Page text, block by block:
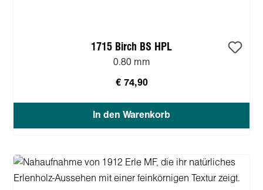
1715 Birch BS HPL
0.80 mm
€ 74,90
In den Warenkorb